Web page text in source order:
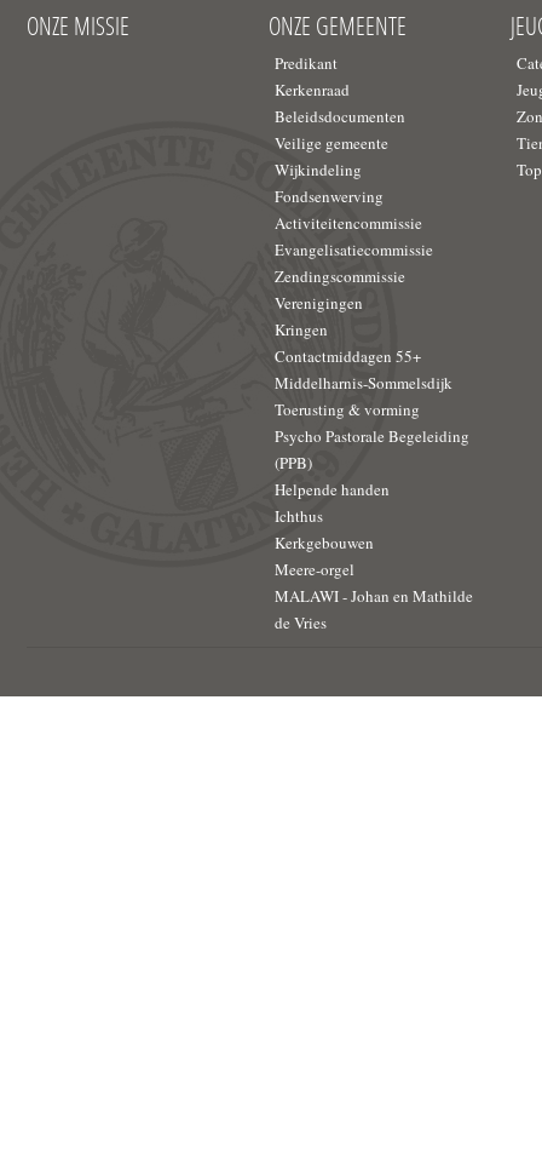
ONZE MISSIE ONZE GEMEENTE
Predikant
Kerkenraad
Beleidsdocumenten
Veilige gemeente
Wijkindeling
Fondsenwerving
Activiteitencommissie
Evangelisatiecommissie
Zendingscommissie
Verenigingen
Kringen
Contactmiddagen 55+
Middelharnis-Sommelsdijk
Toerusting & vorming
Psycho Pastorale Begeleiding
(PPB)
Helpende handen
Ichthus
Kerkgebouwen
Meere-orgel
MALAWI - Johan en Mathilde
de Vries